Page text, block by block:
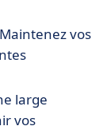
vos
large
vos